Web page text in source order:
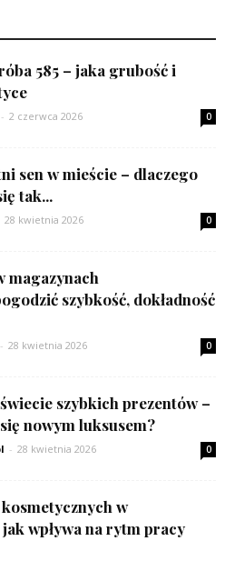
585 – jaka grubość i
- 2 czerwca 2026 0
sen w mieście – dlaczego
tak...
28 kwietnia 2026 0
magazynach
szybkość, dokładność
- 28 kwietnia 2026 0
szybkich prezentów –
nowym luksusem?
- 28 kwietnia 2026 0
w
wpływa na rytm pracy